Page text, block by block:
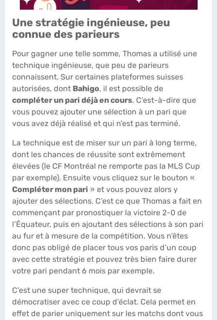
Une stratégie ingénieuse, peu
connue des parieurs
Pour gagner une telle somme, Thomas a utilisé une
technique ingénieuse, que peu de parieurs
connaissent. Sur certaines plateformes suisses
autorisées, dont Bahigo, il est possible de
compléter un pari déjà en cours. C’est-à-dire que
vous pouvez ajouter une sélection à un pari que
vous avez déjà réalisé et qui n’est pas terminé.
La technique est de miser sur un pari à long terme,
dont les chances de réussite sont extrêmement
élevées (le CF Montréal ne remporte pas la MLS Cup
par exemple). Ensuite vous cliquez sur le bouton «
Compléter mon pari » et vous pouvez alors y
ajouter des sélections. C’est ce que Thomas a fait en
commençant par pronostiquer la victoire 2-0 de
l’Équateur, puis en ajoutant des sélections à son pari
au fur et à mesure de la compétition. Vous n’êtes
donc pas obligé de placer tous vos paris d’un coup
avec cette stratégie et pouvez très bien faire durer
votre pari pendant 6 mois par exemple.
C’est une super technique, qui devrait se
démocratiser avec ce coup d’éclat. Cela permet en
effet de parier uniquement sur les matchs dont vous